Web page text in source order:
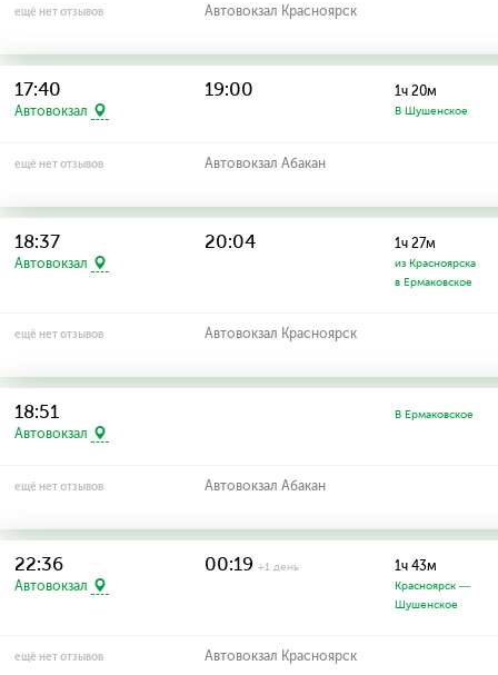
ещё нет отзывов Автовокзал Красноярск
17:40
Автовокзал
19:00 1ч 20м
В Шушенское
ещё нет отзывов Автовокзал Абакан
18:37
Автовокзал
20:04 1ч 27м
из Красноярска
в Ермаковское
ещё нет отзывов Автовокзал Красноярск
18:51
Автовокзал
В Ермаковское
ещё нет отзывов Автовокзал Абакан
22:36
Автовокзал
00:19+1 день 1ч 43м
Красноярск —
Шушенское
ещё нет отзывов Автовокзал Красноярск